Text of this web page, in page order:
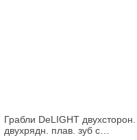
Грабли DeLIGHT двухсторон.
двухрядн. плав. зуб с